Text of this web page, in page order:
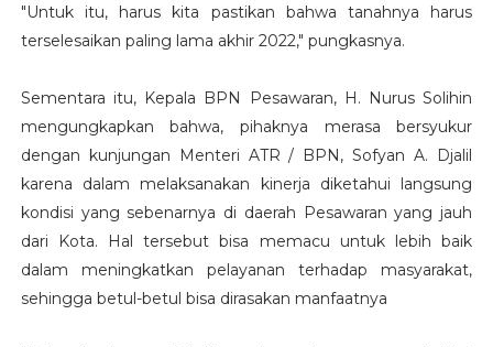
"Untuk itu, harus kita pastikan bahwa tanahnya harus
terselesaikan paling lama akhir 2022," pungkasnya.
Sementara itu, Kepala BPN Pesawaran, H. Nurus Solihin
mengungkapkan bahwa, pihaknya merasa bersyukur
dengan kunjungan Menteri ATR / BPN, Sofyan A. Djalil
karena dalam melaksanakan kinerja diketahui langsung
kondisi yang sebenarnya di daerah Pesawaran yang jauh
dari Kota. Hal tersebut bisa memacu untuk lebih baik
dalam meningkatkan pelayanan terhadap masyarakat,
sehingga betul-betul bisa dirasakan manfaatnya